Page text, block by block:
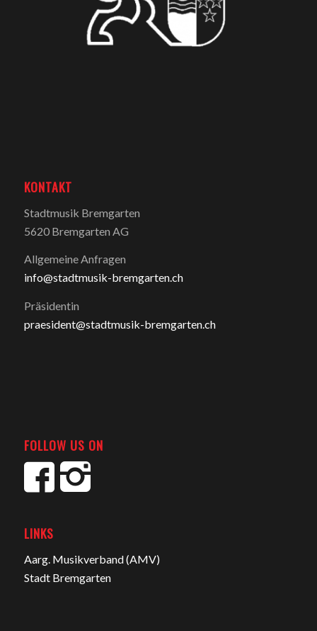
KONTAKT
Stadtmusik Bremgarten
5620 Bremgarten AG
Allgemeine Anfragen
info@stadtmusik-bremgarten.ch
Präsidentin
praesident@stadtmusik-bremgarten.ch
FOLLOW US ON
LINKS
Aarg. Musikverband (AMV)
Stadt Bremgarten